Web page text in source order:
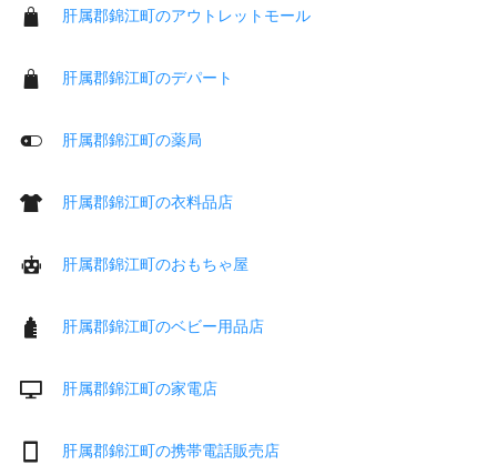
肝属郡錦江町のアウトレットモール
肝属郡錦江町のデパート
肝属郡錦江町の薬局
肝属郡錦江町の衣料品店
肝属郡錦江町のおもちゃ屋
肝属郡錦江町のベビー用品店
肝属郡錦江町の家電店
肝属郡錦江町の携帯電話販売店